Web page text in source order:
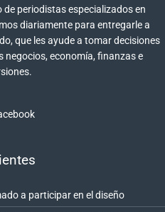
periodistas especializados en
diariamente para entregarle a
que les ayude a tomar decisiones
negocios, economía, finanzas e
a participar en el diseño